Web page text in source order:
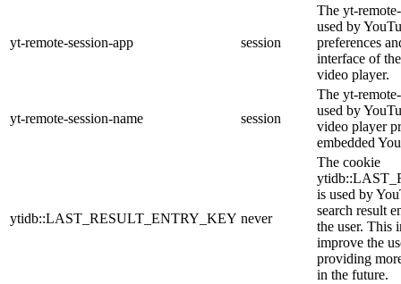
yt-remote-session-app session
The yt-
used by
preferences
interface of
video player.
yt-remote-session-name session
The yt-
used by
video player
embedded
ytidb::LAST_RESULT_ENTRY_KEY never
The cookie
is used by
search result
the user. This
improve the
providing
in the future.